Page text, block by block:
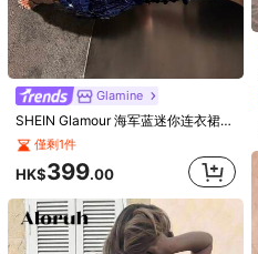
Glamine
SHEIN Glamour 海军蓝迷你连衣裙，后背拉链，亮片流苏细节。柔美迷你裙套装。迷人的派对礼服。节日盛装。鸡尾酒会服装。迷你裙设计。魅力女士。女士沙滩装。
僅剩1件
HK$399.00